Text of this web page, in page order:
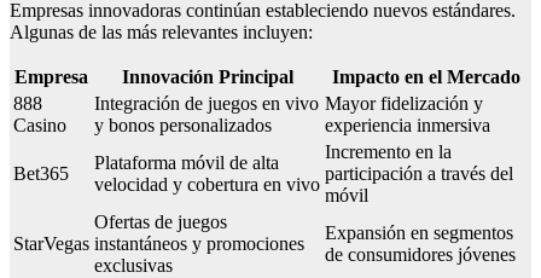
Empresas innovadoras continúan estableciendo nuevos estándares.
Algunas de las más relevantes incluyen:
Empresa Innovación Principal
Impacto en el Mercado
888
Casino
Integración de juegos en vivo
y bonos personalizados
Mayor fidelización y
experiencia inmersiva
Bet365
Plataforma móvil de alta
velocidad y cobertura en vivo
Incremento en la
participación a través del
móvil
StarVegas
Ofertas de juegos
instantáneos y promociones
exclusivas
Expansión en segmentos
de consumidores jóvenes